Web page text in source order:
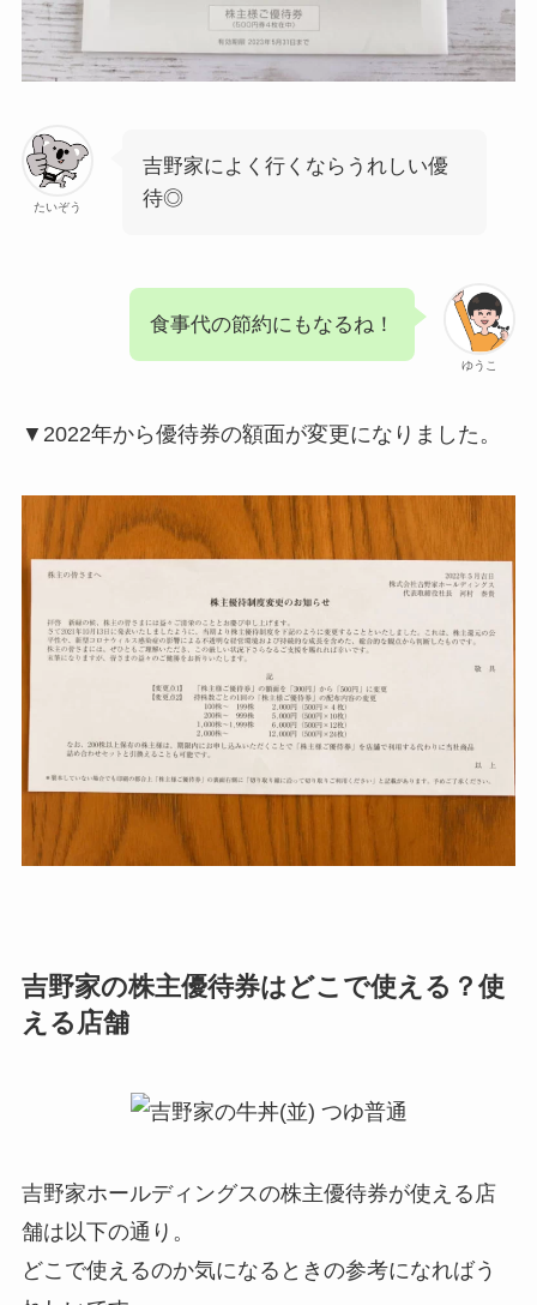
たいぞう
吉野家によく行くならうれしい優
待◎
ゆうこ
食事代の節約にもなるね！
▼2022年から優待券の額面が変更になりました。
吉野家の株主優待券はどこで使える？使
える店舗
吉野家ホールディングスの株主優待券が使える店
舗は以下の通り。
どこで使えるのか気になるときの参考になればう